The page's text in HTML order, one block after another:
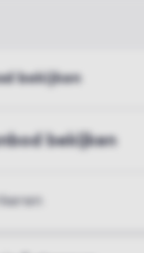
bekijken
bekijken